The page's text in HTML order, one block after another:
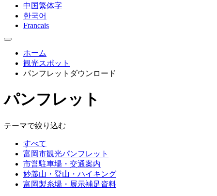
中国繁体字
한국어
Francais
ホーム
観光スポット
パンフレットダウンロード
パンフレット
テーマで絞り込む
すべて
富岡市観光パンフレット
市営駐車場・交通案内
妙義山・登山・ハイキング
富岡製糸場・展示補足資料